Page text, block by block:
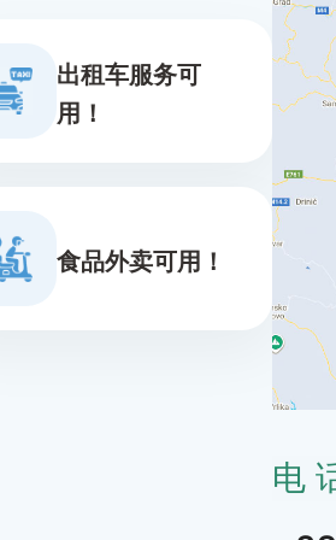
出租车服务可
用！
食品外卖可用！
电